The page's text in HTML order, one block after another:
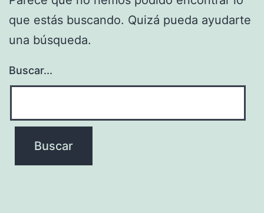
que estás buscando. Quizá pueda ayudarte
una búsqueda.
Buscar...